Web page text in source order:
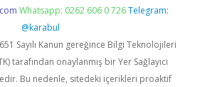
Whatsapp: 0262 606 0 726 Telegram:
@karabul
Sayılı Kanun gereğince Bilgi Teknolojileri
tarafından onaylanmış bir Yer Sağlayıcı
Bu nedenle, sitedeki içerikleri proaktif